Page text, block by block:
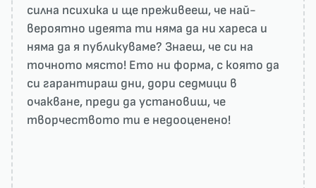
силна психика и ще преживееш, че най-
вероятно идеята ти няма да ни харесa и
няма да я публикуваме? Знаеш, че си на
точното място! Ето ни форма, с която да
си гарантираш дни, дори седмици в
очакване, преди да установиш, че
творчеството ти е недооценено!